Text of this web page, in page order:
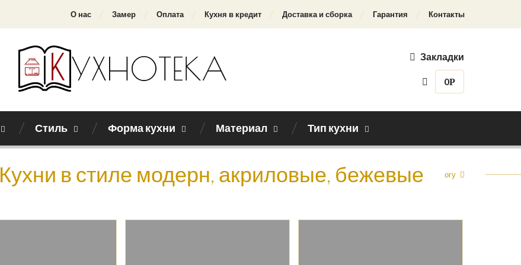
О нас Замер Оплата Кухня в кредит Доставка и сборка Гарантия Контакты
Закладки
0Р
Стиль Форма кухни Материал Тип кухни
Кухни в стиле модерн, акриловые, бежевыеНазад к каталогу